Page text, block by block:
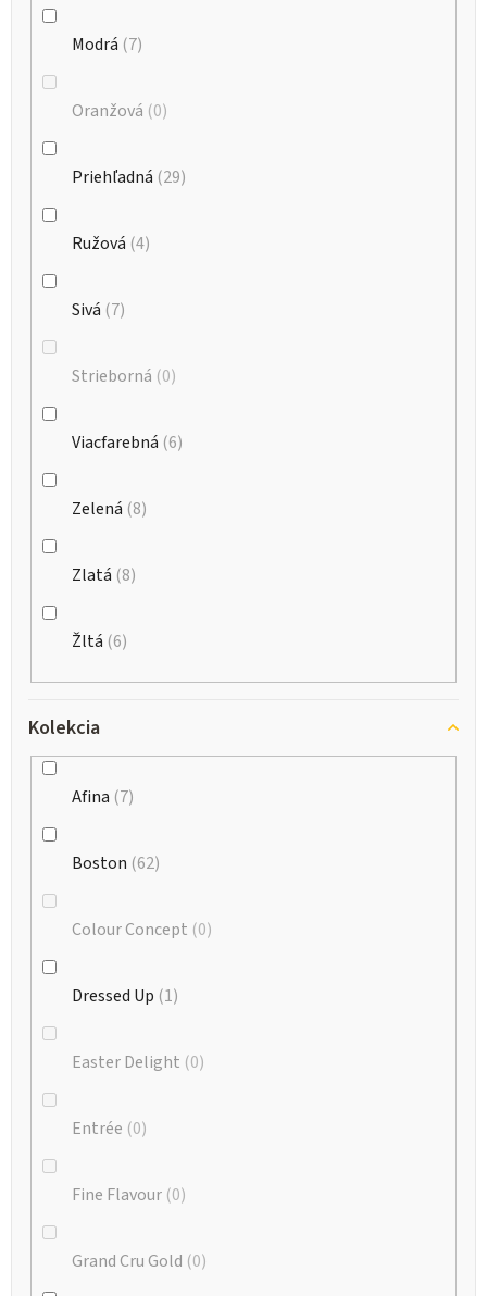
Modrá 7
Oranžová 0
Priehľadná 29
Ružová 4
Sivá 7
Strieborná 0
Viacfarebná 6
Zelená 8
Zlatá 8
Žltá 6
Kolekcia
Afina 7
Boston 62
Colour Concept 0
Dressed Up 1
Easter Delight 0
Entrée 0
Fine Flavour 0
Grand Cru Gold 0